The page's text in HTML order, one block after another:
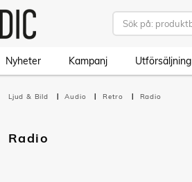
Nyheter Kampanj Utförsäljning
Ljud & Bild Audio Retro Radio
Radio